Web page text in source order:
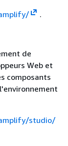
.
de
Web et
composants
studio/